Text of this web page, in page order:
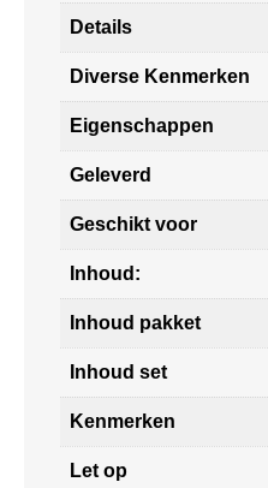
Details
Diverse Kenmerken
Eigenschappen
Geleverd
Geschikt voor
Inhoud:
Inhoud pakket
Inhoud set
Kenmerken
Let op